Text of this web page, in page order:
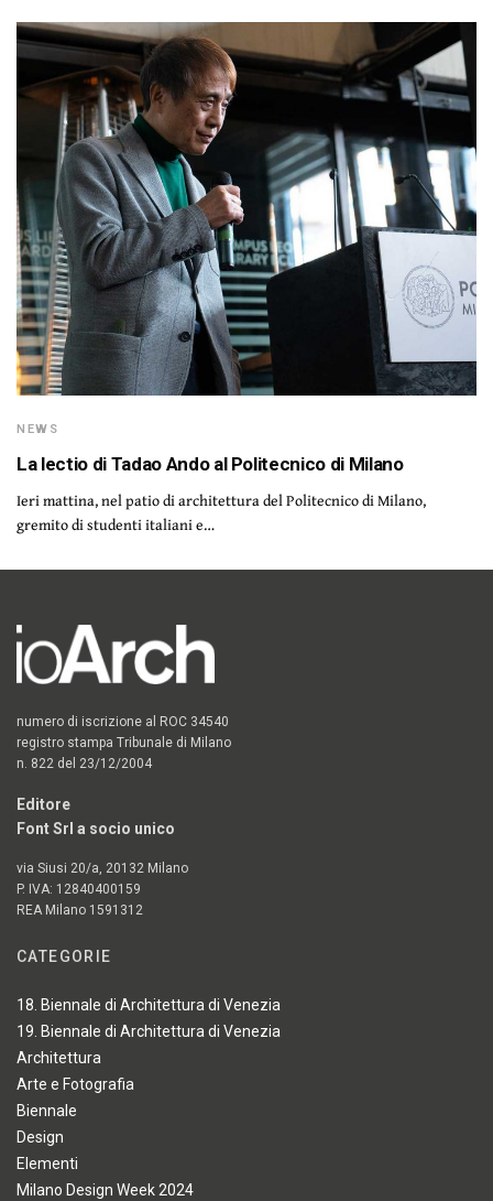
NEWS
La lectio di Tadao Ando al Politecnico di Milano
Ieri mattina, nel patio di architettura del Politecnico di Milano,
gremito di studenti italiani e…
numero di iscrizione al ROC 34540
registro stampa Tribunale di Milano
n. 822 del 23/12/2004
Editore
Font Srl a socio unico
via Siusi 20/a, 20132 Milano
P. IVA: 12840400159
REA Milano 1591312
CATEGORIE
18. Biennale di Architettura di Venezia
19. Biennale di Architettura di Venezia
Architettura
Arte e Fotografia
Biennale
Design
Elementi
Milano Design Week 2024